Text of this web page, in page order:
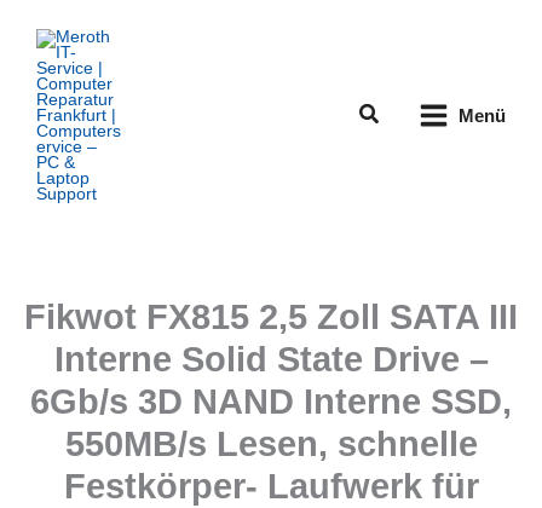
Inhalt
springen
Suchen Menü
Fikwot FX815 2,5 Zoll SATA III
Interne Solid State Drive –
6Gb/s 3D NAND Interne SSD,
550MB/s Lesen, schnelle
Festkörper- Laufwerk für